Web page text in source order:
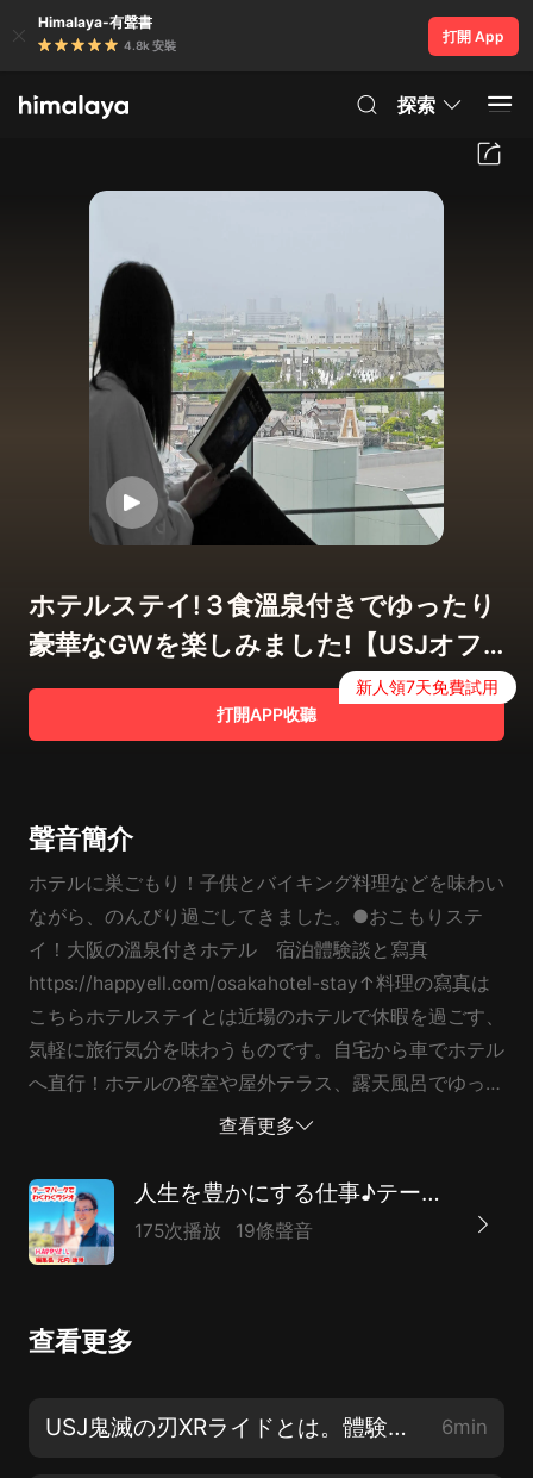
Himalaya-有聲書
4.8k 安裝
打開 App
探索
ホテルステイ!３食溫泉付きでゆったり
豪華なGWを楽しみました!【USJオフ
ィシャルホテル リーベルホテル】大
打開APP收聽
新人領7天免費試用
聲音簡介
ホテルに巣ごもり！子供とバイキング料理などを味わい
ながら、のんびり過ごしてきました。●おこもりステ
イ！大阪の溫泉付きホテル 宿泊體験談と寫真
https://happyell.com/osakahotel-stay↑料理の寫真は
こちらホテルステイとは近場のホテルで休暇を過ごす、
気軽に旅行気分を味わうものです。自宅から車でホテル
へ直行！ホテルの客室や屋外テラス、露天風呂でゆった
り過ごしたリーベルホテルのレポートをお聞きください
スタジオジャパン●USJなどテーマパークの寫真・動畫
は ハピエルhttps://happyell.com/■himalaya おすす
め番組 ♪月6回USJに行く編集長が好きなアトラクシ
験談https://www.himalaya.com/episode/usj-5-jr-
查看更多
人生を豊かにする仕事♪テーマパークでわくわくラジオ☆無料で遊園地気分【themepark-news】
175次播放 19條聲音
查看更多
USJ鬼滅の刃XRライドとは。體験レポ・感想をお話します 6min